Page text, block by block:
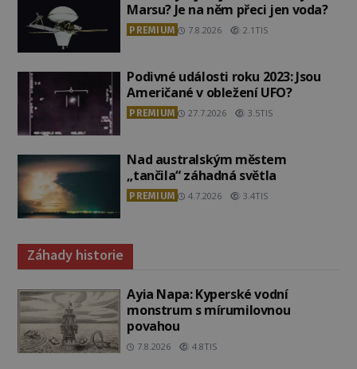
Marsu? Je na něm přeci jen voda?
PREMIUM 7.8.2026 2.1TIS
Podivné události roku 2023: Jsou
Američané v obležení UFO?
PREMIUM 27.7.2026 3.5TIS
Nad australským městem
„tančila“ záhadná světla
PREMIUM 4.7.2026 3.4TIS
Záhady historie
Ayia Napa: Kyperské vodní
monstrum s mírumilovnou
povahou
7.8.2026 4.8TIS